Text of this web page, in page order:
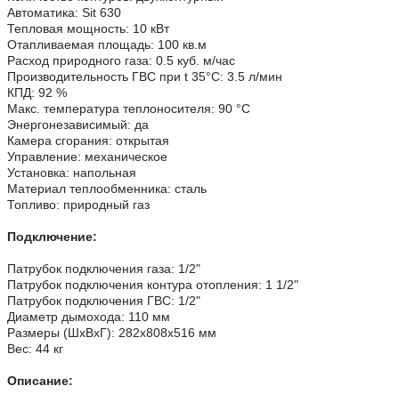
Автоматика: Sit 630
Тепловая мощность: 10 кВт
Отапливаемая площадь: 100 кв.м
Расход природного газа: 0.5 куб. м/час
Производительность ГВС при t 35°C: 3.5 л/мин
КПД: 92 %
Макс. температура теплоносителя: 90 °С
Энергонезависимый: да
Камера сгорания: открытая
Управление: механическое
Установка: напольная
Материал теплообменника: сталь
Топливо: природный газ
Подключение:
Патрубок подключения газа: 1/2"
Патрубок подключения контура отопления: 1 1/2"
Патрубок подключения ГВС: 1/2"
Диаметр дымохода: 110 мм
Размеры (ШхВхГ): 282x808x516 мм
Вес: 44 кг
Описание: